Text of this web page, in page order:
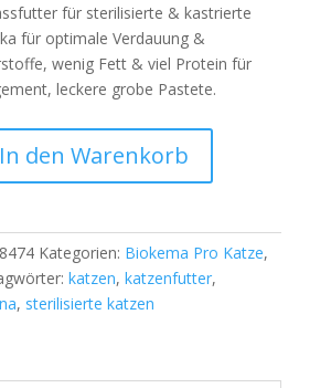
für sterilisierte & kastrierte
für optimale Verdauung &
wenig Fett & viel Protein für
leckere grobe Pastete.
In den Warenkorb
8474 Kategorien: Biokema Pro Katze,
katzen, katzenfutter,
, sterilisierte katzen